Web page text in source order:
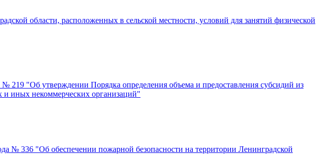
области, расположенных в сельской местности, условий для занятий физической
219 "Об утверждении Порядка определения объема и предоставления субсидий из
и иных некоммерческих организаций"
№ 336 "Об обеспечении пожарной безопасности на территории Ленинградской